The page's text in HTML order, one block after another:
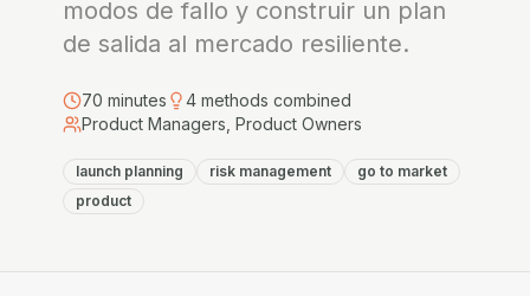
modos de fallo y construir un plan
de salida al mercado resiliente.
70 minutes 4 methods combined
Product Managers, Product Owners
launch planning risk management
go to market
product